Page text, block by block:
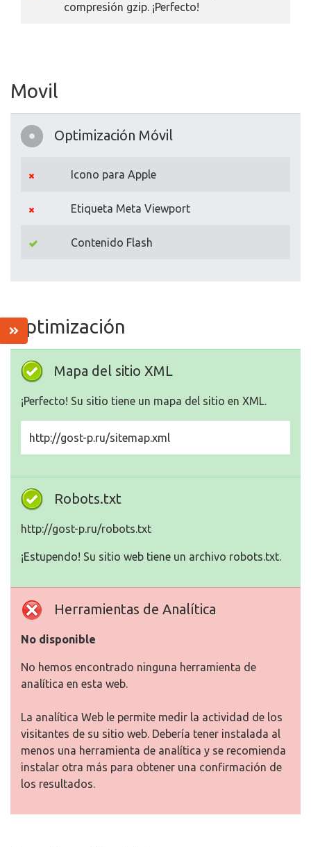
compresión gzip. ¡Perfecto!
Movil
Optimización Móvil
Icono para Apple
Etiqueta Meta Viewport
Contenido Flash
Optimización
Mapa del sitio XML
¡Perfecto! Su sitio tiene un mapa del sitio en XML.
http://gost-p.ru/sitemap.xml
Robots.txt
http://gost-p.ru/robots.txt
¡Estupendo! Su sitio web tiene un archivo robots.txt.
Herramientas de Analítica
No disponible
No hemos encontrado ninguna herramienta de
analítica en esta web.
La analítica Web le permite medir la actividad de los
visitantes de su sitio web. Debería tener instalada al
menos una herramienta de analítica y se recomienda
instalar otra más para obtener una confirmación de
los resultados.